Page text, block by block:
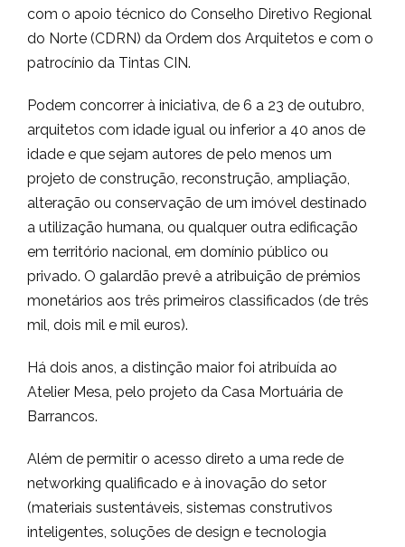
com o apoio técnico do Conselho Diretivo Regional
do Norte (CDRN) da Ordem dos Arquitetos e com o
patrocínio da Tintas CIN.
Podem concorrer à iniciativa, de 6 a 23 de outubro,
arquitetos com idade igual ou inferior a 40 anos de
idade e que sejam autores de pelo menos um
projeto de construção, reconstrução, ampliação,
alteração ou conservação de um imóvel destinado
a utilização humana, ou qualquer outra edificação
em território nacional, em domínio público ou
privado. O galardão prevê a atribuição de prémios
monetários aos três primeiros classificados (de três
mil, dois mil e mil euros).
Há dois anos, a distinção maior foi atribuída ao
Atelier Mesa, pelo projeto da Casa Mortuária de
Barrancos.
Além de permitir o acesso direto a uma rede de
networking qualificado e à inovação do setor
(materiais sustentáveis, sistemas construtivos
inteligentes, soluções de design e tecnologia